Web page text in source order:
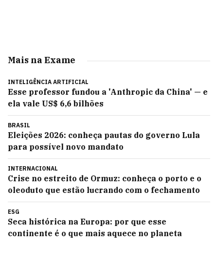
Mais na Exame
INTELIGÊNCIA ARTIFICIAL
Esse professor fundou a 'Anthropic da China' — e
ela vale US$ 6,6 bilhões
BRASIL
Eleições 2026: conheça pautas do governo Lula
para possível novo mandato
INTERNACIONAL
Crise no estreito de Ormuz: conheça o porto e o
oleoduto que estão lucrando com o fechamento
ESG
Seca histórica na Europa: por que esse
continente é o que mais aquece no planeta